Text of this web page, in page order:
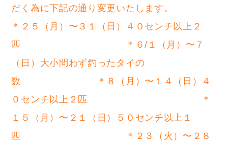
だく為に下記の通り変更いたします。
＊２５（月）〜３１（日）４０センチ以上２
匹 ＊６/１（月）〜７
（日）大小問わず釣ったタイの
数 ＊８（月）〜１４（日）４
０センチ以上２匹 ＊
１５（月）〜２１（日）５０センチ以上１
匹 ＊２３（火）〜２８